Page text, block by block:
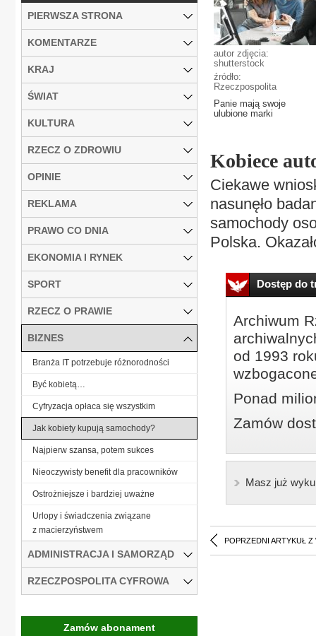
autor zdjęcia:
shutterstock
źródło:
Rzeczpospolita
Panie mają swoje
ulubione marki
Kobiece
Ciekawe
nasunęło
samochody
Polska.
Dostęp do
Archiwum
od 1993
Ponad
Zamów
Masz już
POPRZEDNI ARTYKUŁ Z
PIERWSZA STRONA
KOMENTARZE
KRAJ
ŚWIAT
KULTURA
RZECZ O ZDROWIU
OPINIE
REKLAMA
PRAWO CO DNIA
EKONOMIA I RYNEK
SPORT
RZECZ O PRAWIE
BIZNES
Branża IT potrzebuje różnorodności
Być kobietą…
Cyfryzacja opłaca się wszystkim
Jak kobiety kupują samochody?
Najpierw szansa, potem sukces
Nieoczywisty benefit dla pracowników
Ostrożniejsze i bardziej uważne
Urlopy i świadczenia związane
z macierzyństwem
ADMINISTRACJA I SAMORZĄD
RZECZPOSPOLITA CYFROWA
Zamów abonament